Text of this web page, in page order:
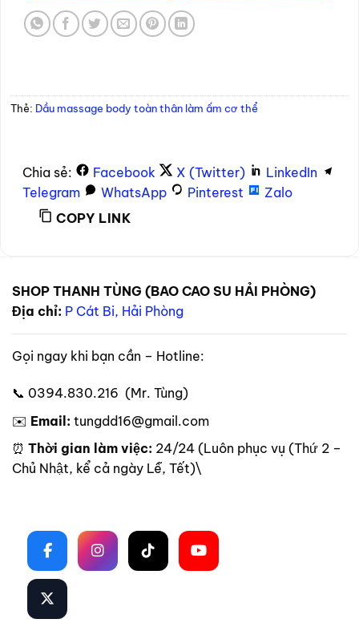
Thẻ: Dầu massage body toàn thân làm ấm cơ thể
Chia sẻ: Facebook X (Twitter)
LinkedIn
Telegram
WhatsApp Pinterest
Zalo
COPY LINK
SHOP THANH TÙNG (BAO CAO SU HẢI PHÒNG)
Địa chỉ: P Cát Bi, Hải Phòng
Gọi ngay khi bạn cần – Hotline:
📞 0394.830.216 (Mr. Tùng)
✉️ Email: tungdd16@gmail.com
⏰ Thời gian làm việc: 24/24 (Luôn phục vụ (Thứ 2 –
Chủ Nhật, kể cả ngày Lễ, Tết)\